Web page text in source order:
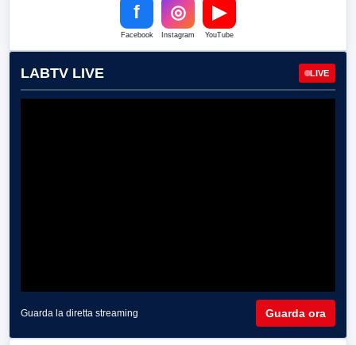
f
Facebook
◎
Instagram
▶
YouTube
LABTV LIVE LIVE
Guarda la diretta streaming Guarda ora